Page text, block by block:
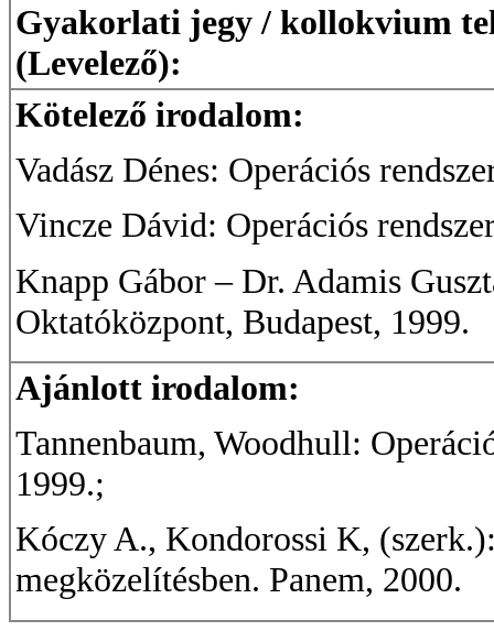
Gyakorlati jegy / kollokvium
(Levelező):
Kötelező irodalom:
Vadász Dénes: Operációs
Vincze Dávid: Operációs
Knapp Gábor – Dr. Adamis
Oktatóközpont, Budapest, 1999.
Ajánlott irodalom:
Tannenbaum, Woodhull:
1999.;
Kóczy A., Kondorossi K,
megközelítésben. Panem, 2000.